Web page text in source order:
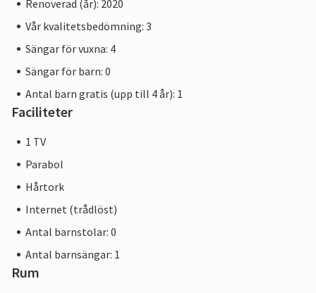
Renoverad (år): 2020
Vår kvalitetsbedömning: 3
Sängar för vuxna: 4
Sängar för barn: 0
Antal barn gratis (upp till 4 år): 1
Faciliteter
1 TV
Parabol
Hårtork
Internet (trådlöst)
Antal barnstolar: 0
Antal barnsängar: 1
Rum